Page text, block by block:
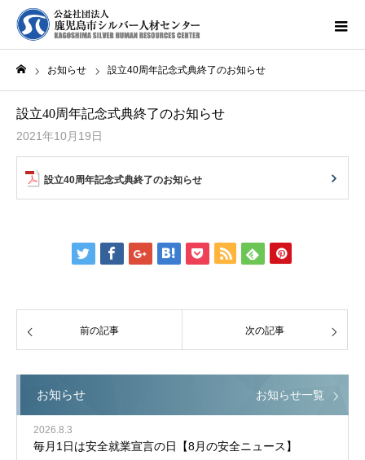
お知らせ 設立40周年記念式典終了のお知らせ
設立40周年記念式典終了のお知らせ
2021年10月19日
設立40周年記念式典終了のお知らせ
前の記事 次の記事
お知らせ
2026.8.3
毎月1日は安全就業宣言の日【8月の安全ニュース】
お知らせ一覧